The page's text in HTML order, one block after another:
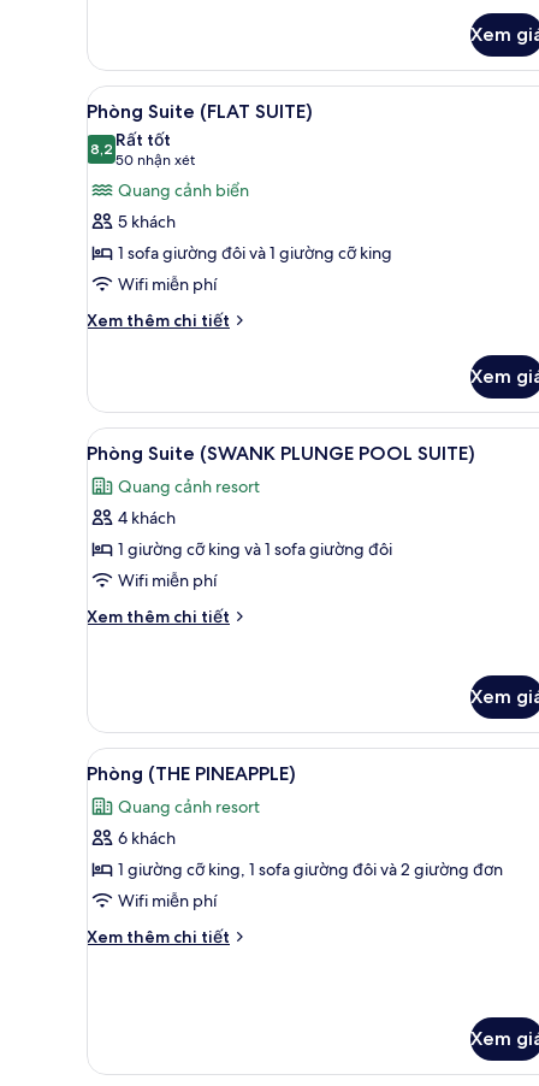
Xem
Xem
tất
cả
ảnh
Phòng
Suite
(FLAT
SUITE)
Bộ đồ giường cao cấp,
6
Phòng Suite (FLAT SUITE)
8,28,2 trên 10
Rất tốt
50 nhận xét
(50
nhận
xét)
Quang cảnh biển
5 khách
1 sofa giường đôi và 1 giường cỡ king
Wifi miễn phí
Xem thêm chi tiết
Chi
Phòng
Suite
(FLAT
SUITE)
Xem
Xem
tất
cả
ảnh
Phòng
Suite
(SWANK
PLUNGE
6
Phòng Suite (SWANK PLUNGE POOL SUITE)
Quang cảnh resort
4 khách
1 giường cỡ king và 1 sofa giường đôi
Wifi miễn phí
Xem thêm chi tiết
Chi
Suite
(SWANK
PLUNGE
SUITE)
Xem
Xem
tất
cả
ảnh
Phòng
(THE
PINEAPPLE)
Phòng (THE PINEAPPLE) |
6
Phòng (THE PINEAPPLE)
Quang cảnh resort
6 khách
1 giường cỡ king, 1 sofa giường đôi và 2 giường đơn
Wifi miễn phí
Xem thêm chi tiết
Chi
PINEAPPLE)
Xem